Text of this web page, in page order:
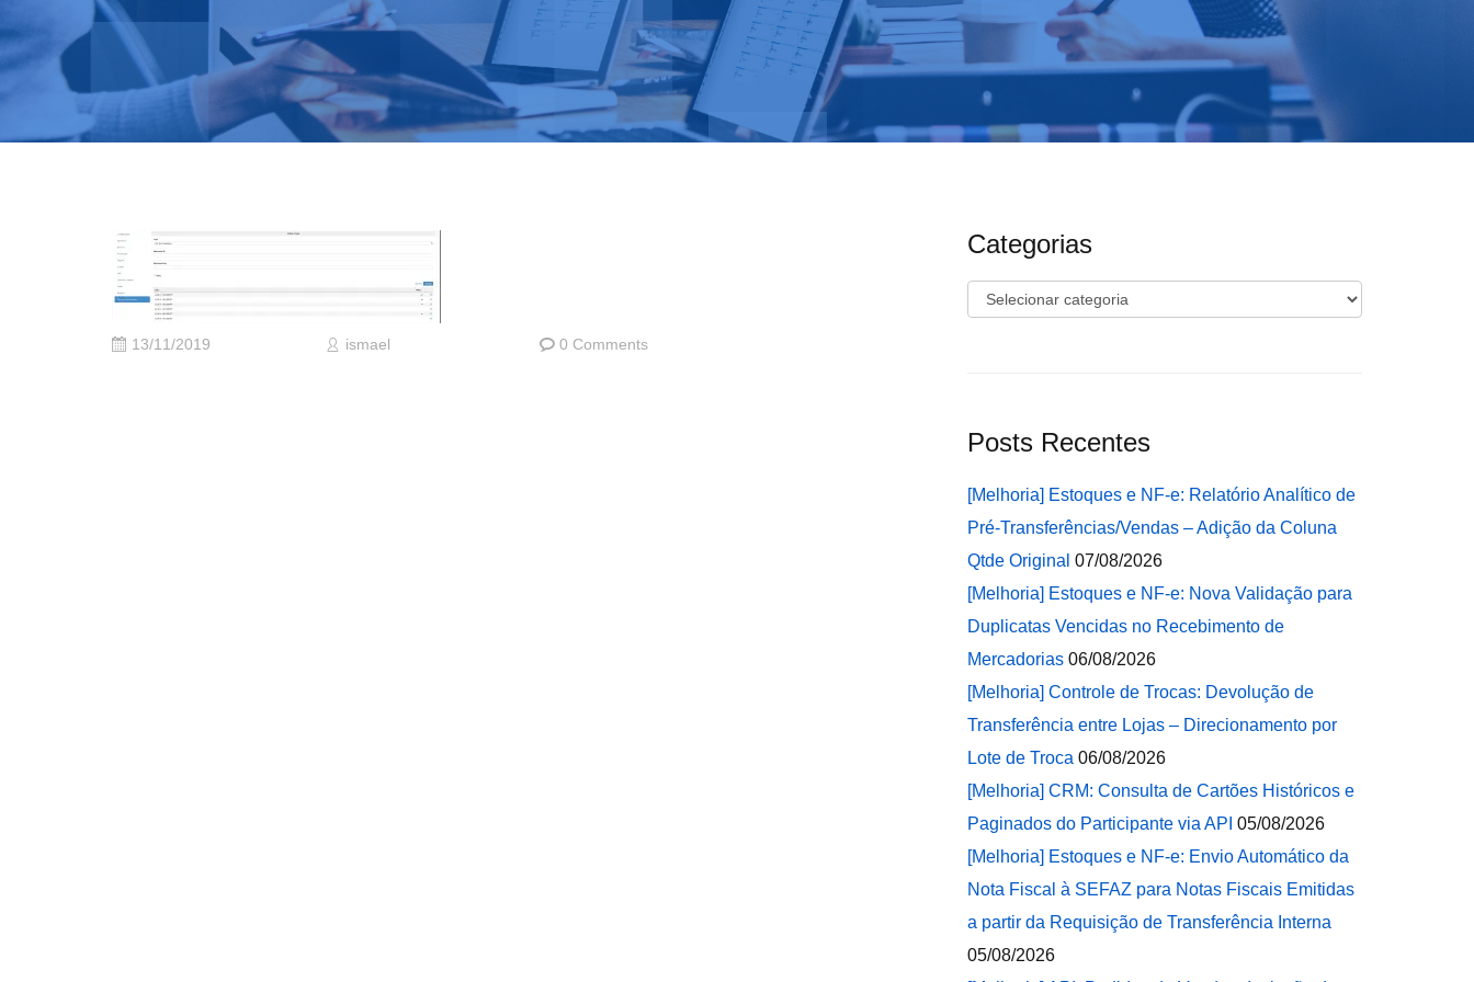
13/11/2019 ismael 0 Comments
Categorias
Categorias
Posts Recentes
[Melhoria] Estoques e NF-e: Relatório Analítico de
Pré-Transferências/Vendas – Adição da Coluna
Qtde Original 07/08/2026
[Melhoria] Estoques e NF-e: Nova Validação para
Duplicatas Vencidas no Recebimento de
Mercadorias 06/08/2026
[Melhoria] Controle de Trocas: Devolução de
Transferência entre Lojas – Direcionamento por
Lote de Troca 06/08/2026
[Melhoria] CRM: Consulta de Cartões Históricos e
Paginados do Participante via API 05/08/2026
[Melhoria] Estoques e NF-e: Envio Automático da
Nota Fiscal à SEFAZ para Notas Fiscais Emitidas
a partir da Requisição de Transferência Interna
05/08/2026